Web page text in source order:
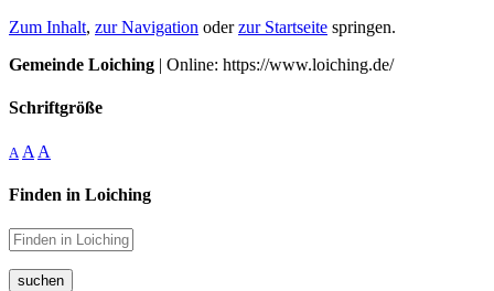
Zum Inhalt, zur Navigation oderzur Startseite springen.
Gemeinde Loiching | Online: https://www.loiching.de/
Schriftgröße
A A A
Finden in Loiching
suchen